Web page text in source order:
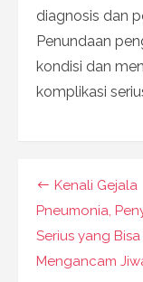
diagnosis dan
Penundaan
kondisi dan
komplikasi
Navigasi
pos
Kenali Gejala
Pneumonia,
Serius yang Bisa
Mengancam